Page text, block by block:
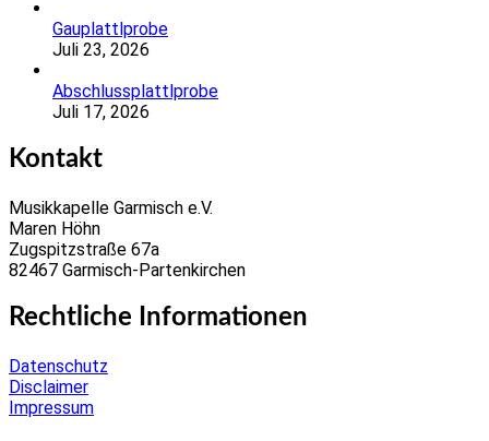
Gauplattlprobe
Juli 23, 2026
Abschlussplattlprobe
Juli 17, 2026
Kontakt
Musikkapelle Garmisch e.V.
Maren Höhn
Zugspitzstraße 67a
82467 Garmisch-Partenkirchen
Rechtliche Informationen
Datenschutz
Disclaimer
Impressum